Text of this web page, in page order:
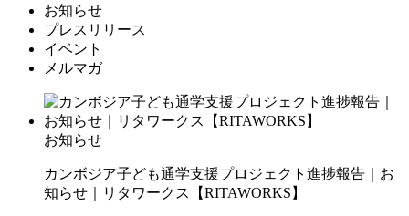
お知らせ
プレスリリース
イベント
メルマガ
お知らせ
カンボジア子ども通学支援プロジェクト進捗報告｜お
知らせ｜リタワークス【RITAWORKS】